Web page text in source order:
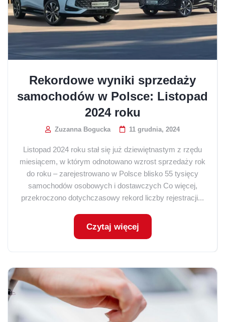
Rekordowe wyniki sprzedaży
samochodów w Polsce: Listopad
2024 roku
Zuzanna Bogucka 11 grudnia, 2024
Listopad 2024 roku stał się już dziewiętnastym z rzędu
miesiącem, w którym odnotowano wzrost sprzedaży rok
do roku – zarejestrowano w Polsce blisko 55 tysięcy
samochodów osobowych i dostawczych Co więcej,
przekroczono dotychczasowy rekord liczby rejestracji...
Czytaj więcej